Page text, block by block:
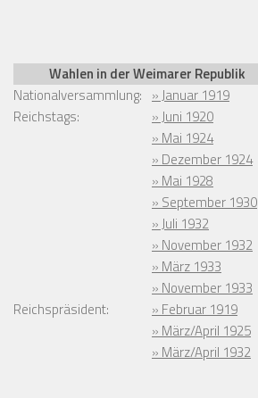
Wahlen in der Weimarer Republik
Nationalversammlung: » Januar 1919
Reichstags:
» Juni 1920
» Mai 1924
» Dezember 1924
» Mai 1928
» September 1930
» Juli 1932
» November 1932
» März 1933
» November 1933
Reichspräsident:
» Februar 1919
» März/April 1925
» März/April 1932